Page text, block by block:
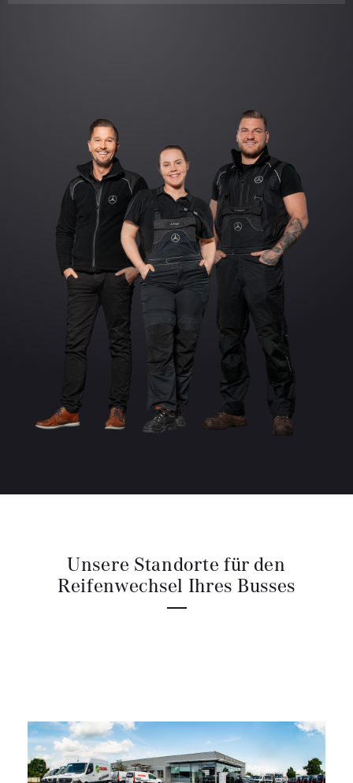
Unsere Standorte für den
Reifenwechsel Ihres Busses